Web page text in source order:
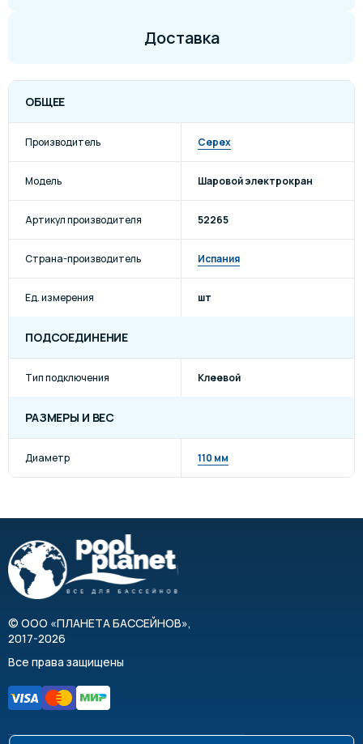
Доставка
ОБЩЕЕ
Производитель Cepex
Модель Шаровой электрокран
Артикул производителя 52265
Страна-производитель Испания
Ед. измерения шт
ПОДСОЕДИНЕНИЕ
Тип подключения Клеевой
РАЗМЕРЫ И ВЕС
Диаметр 110 мм
© ООО «ПЛАНЕТА БАССЕЙНОВ»,
2017-2026
Все права защищены